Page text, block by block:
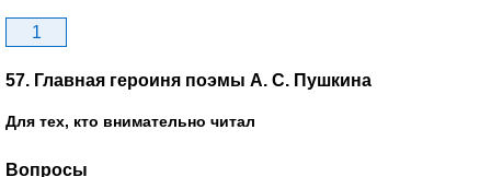
1
57. Главная героиня поэмы А. С. Пушкина
Для тех, кто внимательно читал
Вопросы